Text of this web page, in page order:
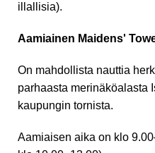
illallisia).
Aamiainen Maidens'
On mahdollista nauttia
parhaasta merinäköalasta
kaupungin tornista.
Aamiaisen aika on klo